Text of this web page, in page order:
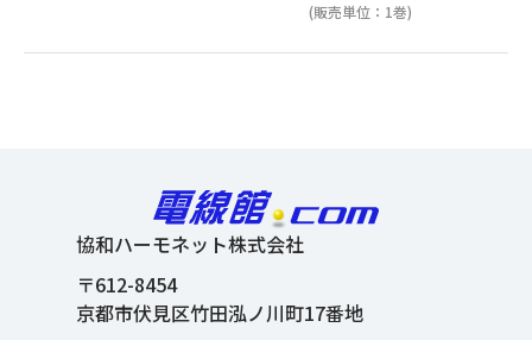
(販売単位：1巻)
協和ハーモネット株式会社
〒612-8454
京都市伏見区竹田泓ノ川町17番地